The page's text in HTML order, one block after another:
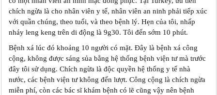
chích ngừa là cho nhân viên y tế, nhân viên an ninh phải tiếp xúc
với quần chúng, theo tuổi, và theo bệnh lý. Hẹn của tôi, nhấp
nháy leng keng trên di động là 9g30. Tôi đến sớm 10 phút.
Bệnh xá lúc đó khoảng 10 người có mặt. Đây là bệnh xá công
cộng, không được sáng sủa bằng hệ thống bệnh viện tư mà trước
đây tôi sử dụng. Chích ngừa là độc quyền hệ thống y tế nhà
nước, các bệnh viện tư không đến lượt. Công cộng là chích ngừa
miễn phí, còn các bác sĩ khám bệnh có lẽ cũng vậy nên bệnh